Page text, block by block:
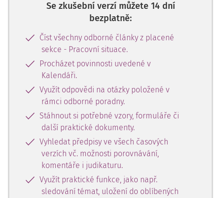
Se zkušební verzí můžete 14 dní
bezplatně:
Číst všechny odborné články z placené
sekce - Pracovní situace.
Procházet povinnosti uvedené v
Kalendáři.
Využít odpovědi na otázky položené v
rámci odborné poradny.
Stáhnout si potřebné vzory, formuláře či
další praktické dokumenty.
Vyhledat předpisy ve všech časových
verzích vč. možnosti porovnávání,
komentáře i judikaturu.
Využít praktické funkce, jako např.
sledování témat, uložení do oblíbených